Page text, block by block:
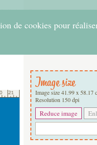
de cookies pour
0
Image size
Image size41.99x 58.17
Resolution 150dpi